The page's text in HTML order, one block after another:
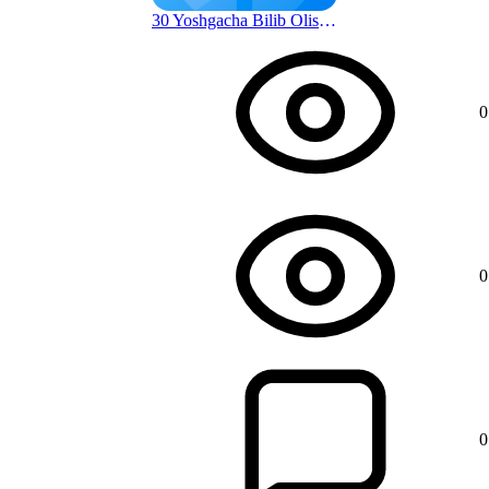
1 г. назад 30 Yoshgacha Bilib Olishingiz Shart Bo'lgan Hayot Qoidalari | Donolik Sari
0
0
0